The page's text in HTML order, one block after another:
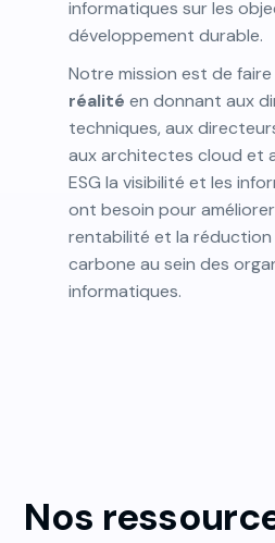
informatiques sur les
développement durable.
Notre mission est de faire
réalité en donnant aux
techniques, aux
aux architectes cloud et
ESG la visibilité et les
ont besoin pour
rentabilité et la réduction
carbone au sein des
informatiques.
Nos